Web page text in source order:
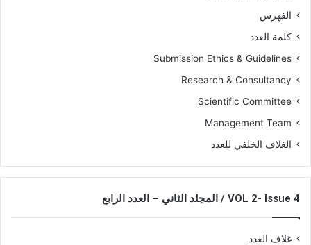
الفهرس
كلمة العدد
Submission Ethics & Guidelines
Research & Consultancy
Scientific Committee
Management Team
الغلاف الخلفي للعدد
VOL 2- Issue 4 / المجلد الثاني – العدد الرابع
غلاف العدد